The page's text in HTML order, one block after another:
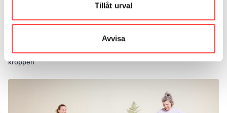
Tillåt urval
Avvisa
LIVE 25/4-23. En skön mjukstart följt av 15 minuters fullt ös för hela
kroppen